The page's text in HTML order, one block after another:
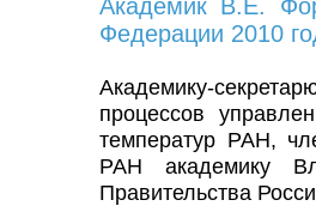
Академик В.Е.
Федерации 2010
Академику-
процессов
температур РАН,
РАН академику
Правительства